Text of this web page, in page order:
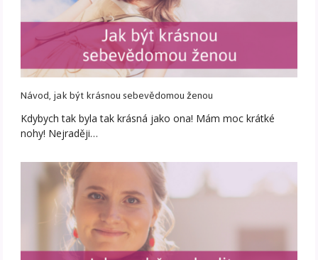
Návod, jak být krásnou sebevědomou ženou
Kdybych tak byla tak krásná jako ona! Mám moc krátké
nohy! Nejraději…